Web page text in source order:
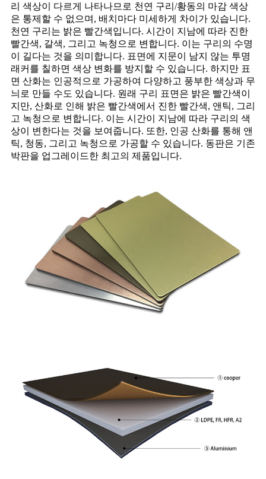
리 색상이 다르게 나타나므로 천연 구리/황동의 마감 색상
은 통제할 수 없으며, 배치마다 미세하게 차이가 있습니다.
천연 구리는 밝은 빨간색입니다. 시간이 지남에 따라 진한
빨간색, 갈색, 그리고 녹청으로 변합니다. 이는 구리의 수명
이 길다는 것을 의미합니다. 표면에 지문이 남지 않는 투명
래커를 칠하면 색상 변화를 방지할 수 있습니다. 하지만 표
면 산화는 인공적으로 가공하여 다양하고 풍부한 색상과 무
늬로 만들 수도 있습니다. 원래 구리 표면은 밝은 빨간색이
지만, 산화로 인해 밝은 빨간색에서 진한 빨간색, 앤틱, 그리
고 녹청으로 변합니다. 이는 시간이 지남에 따라 구리의 색
상이 변한다는 것을 보여줍니다. 또한, 인공 산화를 통해 앤
틱, 청동, 그리고 녹청으로 가공할 수 있습니다. 동판은 기존
박판을 업그레이드한 최고의 제품입니다.